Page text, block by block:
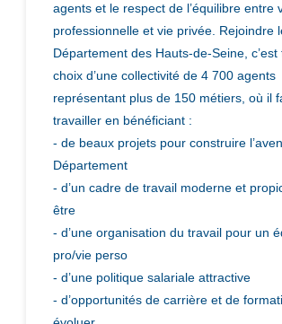
agents et le respect de l’équilibre entre
professionnelle et vie privée. Rejoindre
Département des Hauts-de-Seine, c’est
choix d’une collectivité de 4 700 agents
représentant plus de 150 métiers, où il
travailler en bénéficiant :
- de beaux projets pour construire
Département
- d’un cadre de travail moderne et
être
- d’une organisation du travail pour un
pro/vie perso
- d’une politique salariale attractive
- d’opportunités de carrière et de